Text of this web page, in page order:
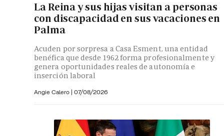
La Reina y sus hijas visitan a personas
con discapacidad en sus vacaciones en
Palma
Acuden por sorpresa a Casa Esment, una entidad
benéfica que desde 1962 forma profesionalmente y
genera oportunidades reales de autonomía e
inserción laboral
Angie Calero | 07/08/2026